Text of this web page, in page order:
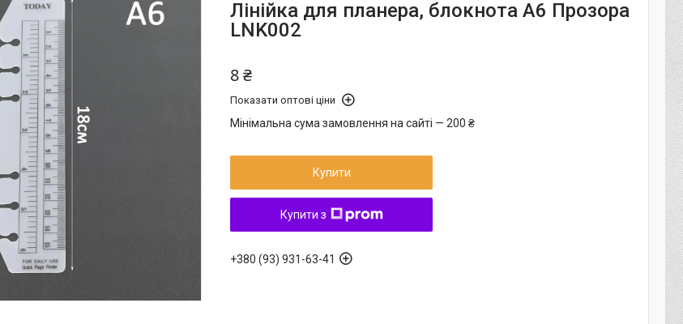
Лінійка для планера, блокнота А6 Прозора
LNK002
8 ₴
Показати оптові ціни
Мінімальна сума замовлення на сайті — 200 ₴
Купити
Купити з
+380 (93) 931-63-41